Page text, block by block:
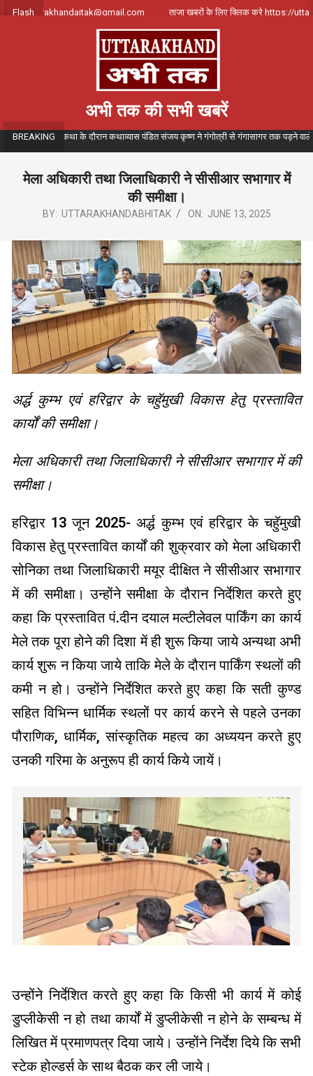
SkipFlash
uttarakhandajtak@gmail.com ताजा खबरों के लिए क्लिक करे https://
अभी तक की सभी खबरें
BREAKING
गंगा कथा के दौरान कथाव्यास पंडित संजय कृष्ण ने गंगोत्री से गंगासागर तक पड़ने वाले विभिन्न
मेला अधिकारी तथा जिलाधिकारी ने सीसीआर सभागार में
की समीक्षा।
BY: UTTARAKHANDABHITAK ON: JUNE 13, 2025
अर्द्ध कुम्भ एवं हरिद्वार के चहुॅमुखी विकास हेतु प्रस्तावित
कार्यों की समीक्षा।
मेला अधिकारी तथा जिलाधिकारी ने सीसीआर सभागार में की
समीक्षा।
हरिद्वार 13 जून 2025- अर्द्ध कुम्भ एवं हरिद्वार के चहुॅमुखी
विकास हेतु प्रस्तावित कार्यों की शुक्रवार को मेला अधिकारी
सोनिका तथा जिलाधिकारी मयूर दीक्षित ने सीसीआर सभागार
में की समीक्षा। उन्होंने समीक्षा के दौरान निर्देशित करते हुए
कहा कि प्रस्तावित पं.दीन दयाल मल्टीलेवल पार्किंग का कार्य
मेले तक पूरा होने की दिशा में ही शुरू किया जाये अन्यथा अभी
कार्य शुरू न किया जाये ताकि मेले के दौरान पार्किंग स्थलों की
कमी न हो। उन्होंने निर्देशित करते हुए कहा कि सती कुण्ड
सहित विभिन्न धार्मिक स्थलों पर कार्य करने से पहले उनका
पौराणिक, धार्मिक, सांस्कृतिक महत्व का अध्ययन करते हुए
उनकी गरिमा के अनुरूप ही कार्य किये जायें।
उन्होंने निर्देशित करते हुए कहा कि किसी भी कार्य में कोई
डुप्लीकेसी न हो तथा कार्यों में डुप्लीकेसी न होने के सम्बन्ध में
लिखित में प्रमाणपत्र दिया जाये। उन्होंने निर्देश दिये कि सभी
स्टेक होल्डर्स के साथ बैठक कर ली जाये।